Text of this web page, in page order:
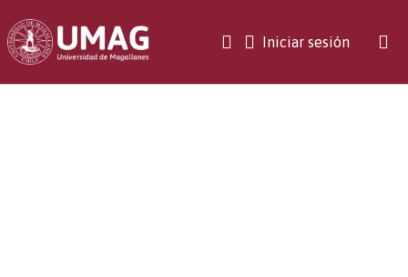
Iniciar sesión(current)